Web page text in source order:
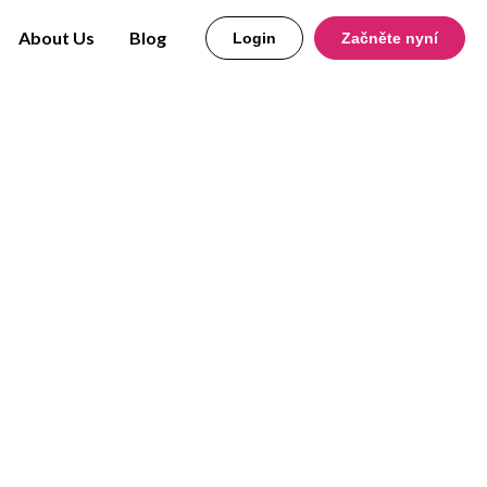
About Us Blog Login Začněte nyní